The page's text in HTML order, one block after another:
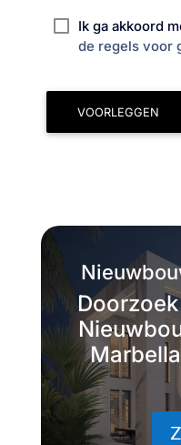
Ik ga akkoord
de regels voor
VOORLEGGEN